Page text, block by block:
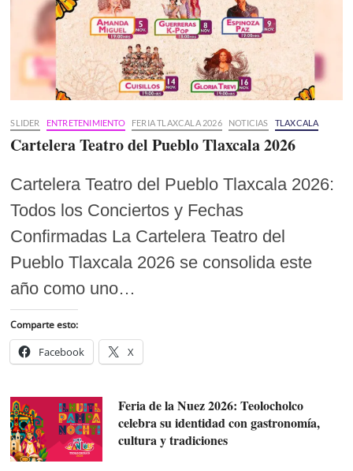
SLIDER ENTRETENIMIENTO FERIA TLAXCALA 2026 NOTICIAS TLAXCALA
Cartelera Teatro del Pueblo Tlaxcala 2026
Cartelera Teatro del Pueblo Tlaxcala 2026:
Todos los Conciertos y Fechas
Confirmadas La Cartelera Teatro del
Pueblo Tlaxcala 2026 se consolida este
año como uno…
Comparte esto:
Facebook X
Feria de la Nuez 2026: Teolocholco
celebra su identidad con gastronomía,
cultura y tradiciones